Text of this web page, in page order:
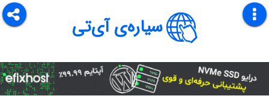
سیاره‌ی آی‌تی